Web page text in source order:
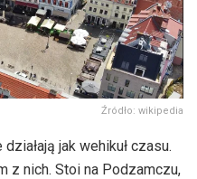
Źródło: wikipedia
jak wehikuł czasu.
z nich. Stoi na Podzamczu,